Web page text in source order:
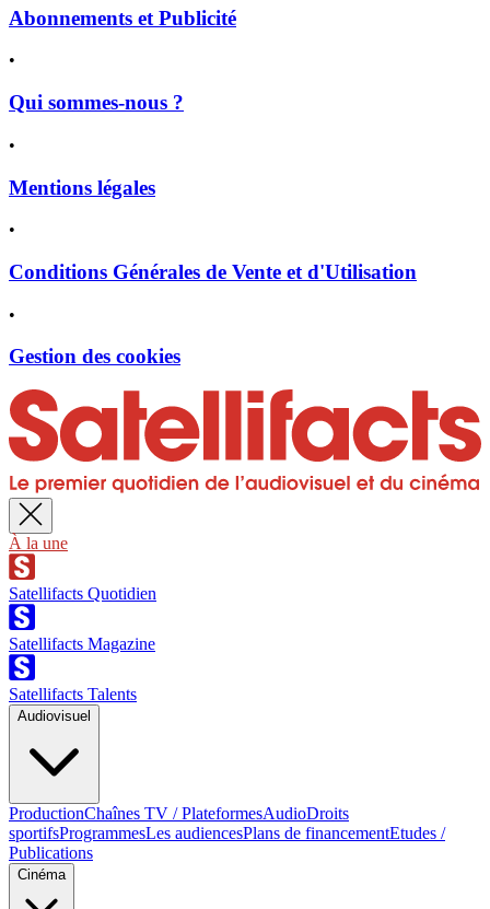
Abonnements et Publicité
•
Qui sommes-nous ?
•
Mentions légales
•
Conditions Générales de Vente et d'Utilisation
•
Gestion des cookies
À la une
Satellifacts Quotidien
Satellifacts Magazine
Satellifacts Talents
Audiovisuel
ProductionChaînes TV / PlateformesAudioDroits
sportifsProgrammesLes audiencesPlans de financementEtudes /
Publications
Cinéma